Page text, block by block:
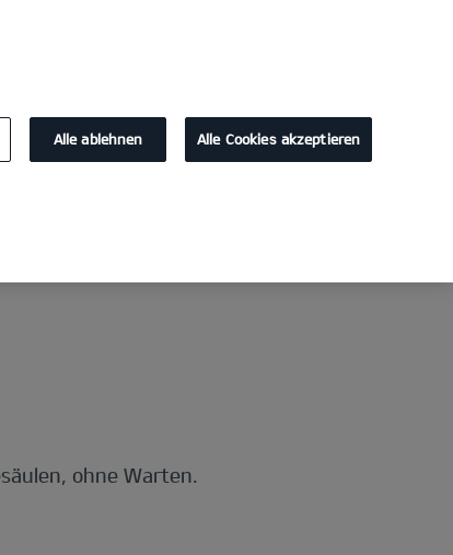
Alle ablehnen Alle Cookies akzeptieren